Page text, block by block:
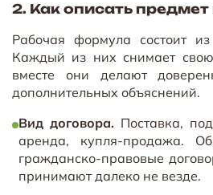
2. Как описать
Рабочая формула состоит
Каждый из них снимает
вместе они делают
дополнительных объяснений.
Вид договора. Поставка,
аренда, купля-продажа.
гражданско-правовые
принимают далеко не везде.